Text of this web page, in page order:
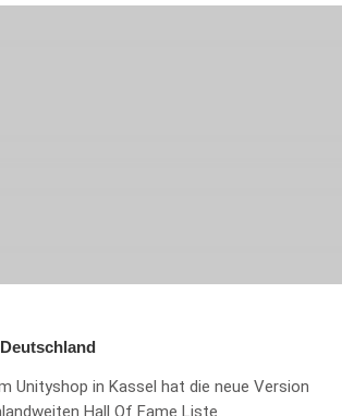
Unityshop in Kassel hat die neue Version
Hall Of Fame Liste